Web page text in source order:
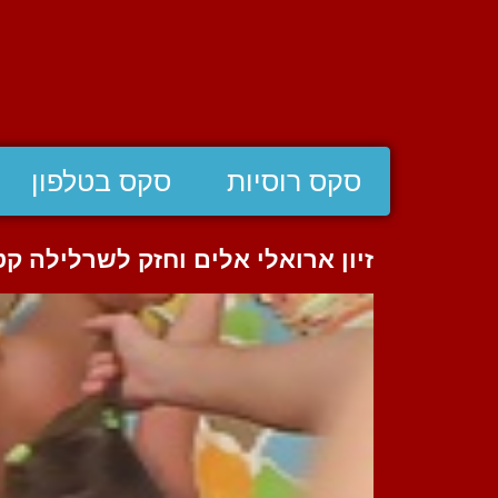
סקס רוסיות סקס בטלפון
זיון ארואלי אלים וחזק לשרלילה